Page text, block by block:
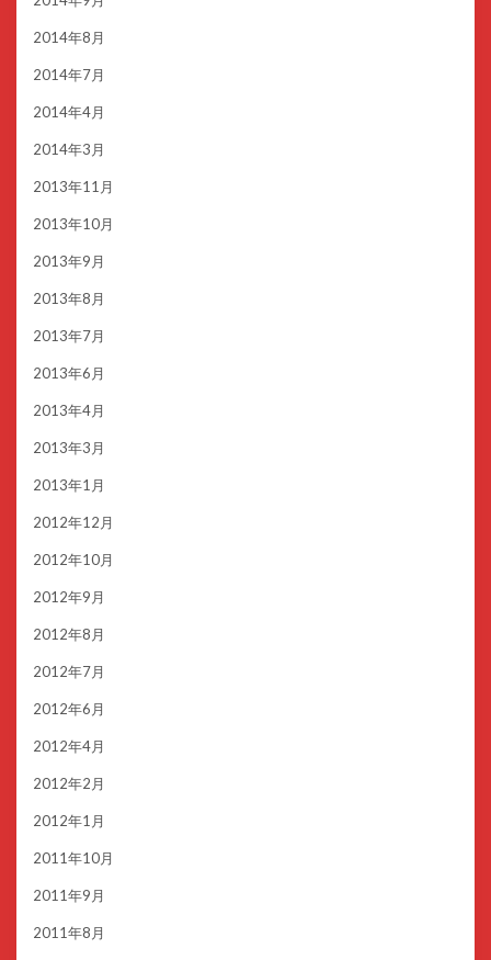
2014年8月
2014年7月
2014年4月
2014年3月
2013年11月
2013年10月
2013年9月
2013年8月
2013年7月
2013年6月
2013年4月
2013年3月
2013年1月
2012年12月
2012年10月
2012年9月
2012年8月
2012年7月
2012年6月
2012年4月
2012年2月
2012年1月
2011年10月
2011年9月
2011年8月